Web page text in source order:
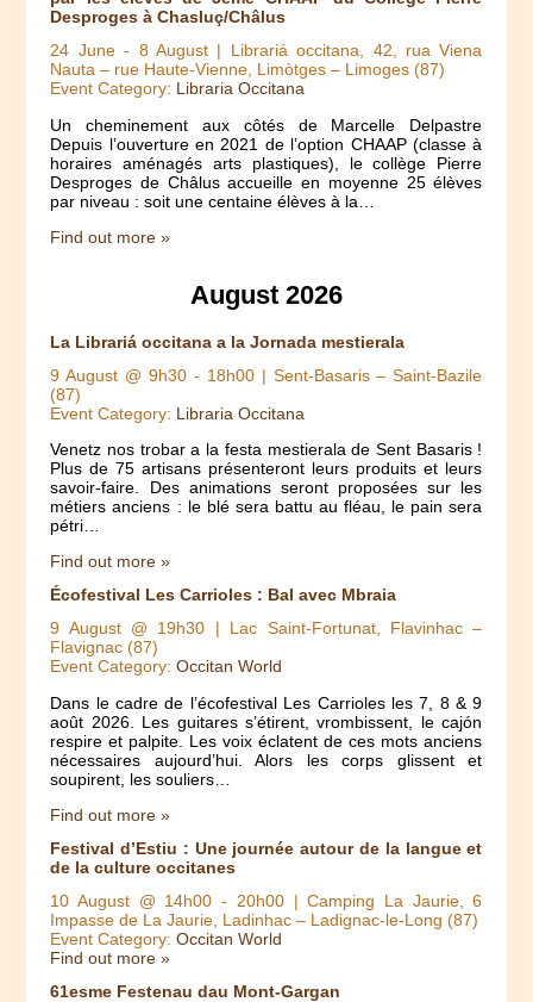
Desproges à Chasluç/Châlus
24 June- 8 August| Librariá occitana, 42, rua Viena
Nauta – rue Haute-Vienne, Limòtges – Limoges (87)
Event Category: Libraria Occitana
Un cheminement aux côtés de Marcelle Delpastre
Depuis l’ouverture en 2021 de l’option CHAAP (classe à
horaires aménagés arts plastiques), le collège Pierre
Desproges de Châlus accueille en moyenne 25 élèves
par niveau : soit une centaine élèves à la…
Find out more »
August 2026
La Librariá occitana a la Jornada mestierala
9 August @ 9h30 - 18h00| Sent-Basaris – Saint-Bazile
(87)
Event Category: Libraria Occitana
Venetz nos trobar a la festa mestierala de Sent Basaris !
Plus de 75 artisans présenteront leurs produits et leurs
savoir-faire. Des animations seront proposées sur les
métiers anciens : le blé sera battu au fléau, le pain sera
pétri…
Find out more »
Écofestival Les Carrioles : Bal avec Mbraia
9 August @ 19h30 | Lac Saint-Fortunat, Flavinhac –
Flavignac (87)
Event Category:Occitan World
Dans le cadre de l’écofestival Les Carrioles les 7, 8 & 9
août 2026. Les guitares s’étirent, vrombissent, le cajón
respire et palpite. Les voix éclatent de ces mots anciens
nécessaires aujourd’hui. Alors les corps glissent et
soupirent, les souliers…
Find out more »
Festival d’Estiu : Une journée autour de la langue et
de la culture occitanes
10 August @ 14h00 - 20h00| Camping La Jaurie, 6
Impasse de La Jaurie, Ladinhac – Ladignac-le-Long (87)
Event Category:Occitan World
Find out more »
61esme Festenau dau Mont-Gargan